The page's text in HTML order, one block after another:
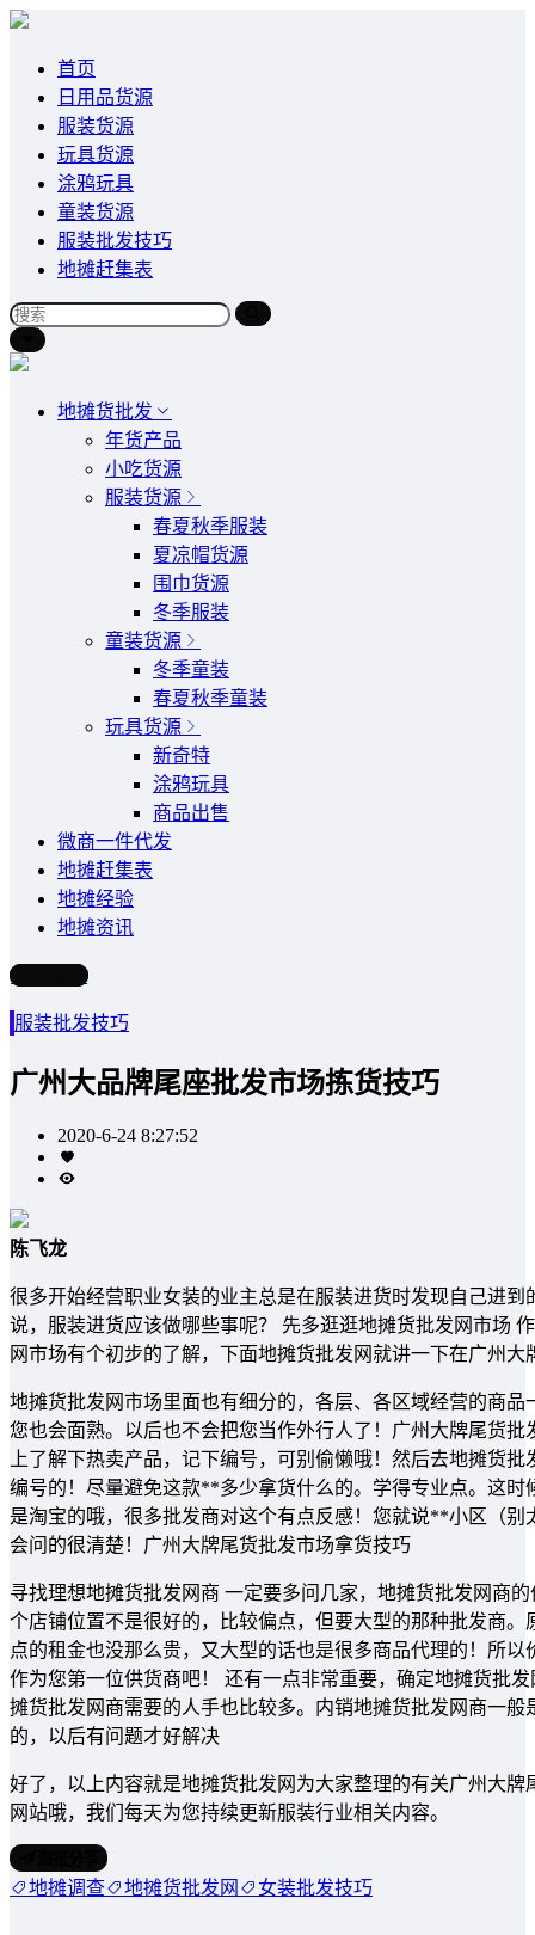
首页
日用品货源
服装货源
玩具货源
涂鸦玩具
童装货源
服装批发技巧
地摊赶集表
地摊货批发
年货产品
小吃货源
服装货源
春夏秋季服装
夏凉帽货源
围巾货源
冬季服装
童装货源
冬季童装
春夏秋季童装
玩具货源
新奇特
涂鸦玩具
商品出售
微商一件代发
地摊赶集表
地摊经验
地摊资讯
写文章
服装批发技巧
广州大品牌尾座批发市场拣货技巧
2020-6-24 8:27:52
陈飞龙
很多开始经营职业女装的业主总是在服装进货时发现自己进
说，服装进货应该做哪些事呢？ 先多逛逛地摊货批发网市场
网市场有个初步的了解，下面地摊货批发网就讲一下在广州
地摊货批发网市场里面也有细分的，各层、各区域经营的商
您也会面熟。以后也不会把您当作外行人了！广州大牌尾货
上了解下热卖产品，记下编号，可别偷懒哦！然后去地摊货
编号的！尽量避免这款**多少拿货什么的。学得专业点。这
是淘宝的哦，很多批发商对这个有点反感！您就说**小区（
会问的很清楚！广州大牌尾货批发市场拿货技巧
寻找理想地摊货批发网商 一定要多问几家，地摊货批发网商
个店铺位置不是很好的，比较偏点，但要大型的那种批发商
点的租金也没那么贵，又大型的话也是很多商品代理的！所
作为您第一位供货商吧！ 还有一点非常重要，确定地摊货批
摊货批发网商需要的人手也比较多。内销地摊货批发网商一
的，以后有问题才好解决
好了，以上内容就是地摊货批发网为大家整理的有关广州大
网站哦，我们每天为您持续更新服装行业相关内容。
地摊调查 地摊货批发网 女装批发技巧